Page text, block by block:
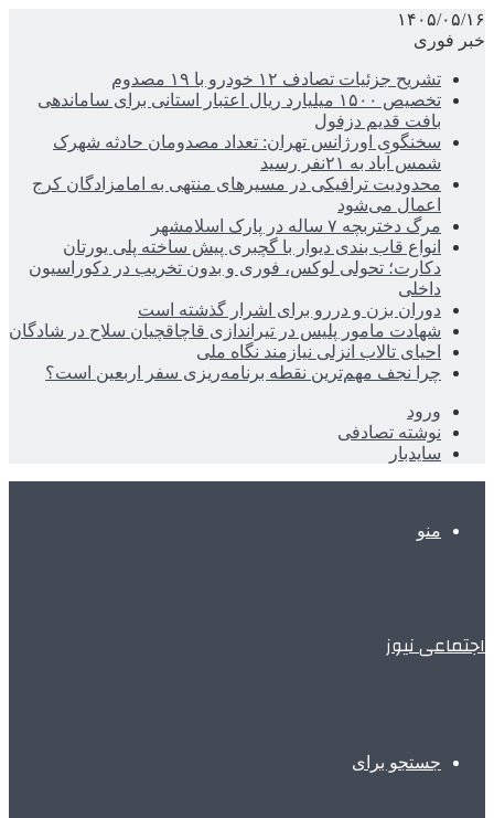
۱۴۰۵/۰۵/۱۶
خبر فوری
تشریح جزئیات تصادف ۱۲ خودرو با ۱۹ مصدوم
تخصیص ۱۵۰۰ میلیارد ریال اعتبار استانی برای ساماندهی
بافت قدیم دزفول
سخنگوی اورژانس تهران: تعداد مصدومان حادثه شهرک
شمس آباد به ۲۱نفر رسید
محدودیت ترافیکی در مسیرهای منتهی به امامزادگان کرج
اعمال می‌شود
مرگ دختربچه ۷ ساله در پارک اسلامشهر
انواع قاب بندی دیوار با گچبری پیش ساخته پلی یورتان
دکارت؛ تحولی لوکس، فوری و بدون تخریب در دکوراسیون
داخلی
دوران بزن و دررو برای اشرار گذشته است
شهادت مامور پلیس در تیراندازی قاچاقچیان سلاح در شادگان
احیای تالاب انزلی نیازمند نگاه ملی
چرا نجف مهم‌ترین نقطه برنامه‌ریزی سفر اربعین است؟
ورود
نوشته تصادفی
سایدبار
منو
اجتماعی نیوز
جستجو برای